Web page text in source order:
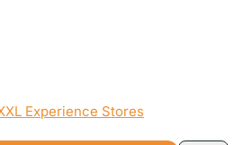
Experience Stores